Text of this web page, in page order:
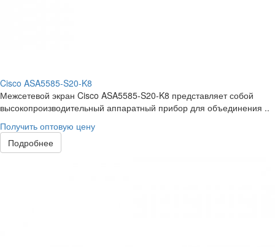
Cisco ASA5585-S20-K8
Межсетевой экран Cisco ASA5585-S20-K8 представляет собой
высокопроизводительный аппаратный прибор для объединения ..
Получить оптовую цену
Подробнее